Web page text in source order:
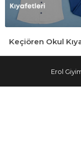
Keçiören Okul
Erol